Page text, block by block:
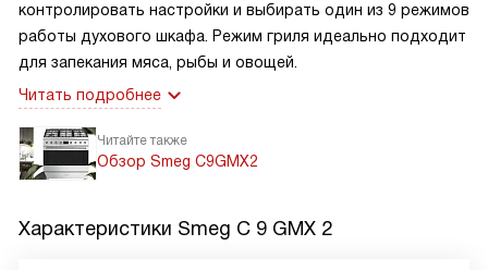
контролировать настройки и выбирать один из 9 режимов
работы духового шкафа. Режим гриля идеально подходит
для запекания мяса, рыбы и овощей.
Читать подробнее
Читайте также
Обзор Smeg C9GMX2
Характеристики Smeg C 9 GMX 2